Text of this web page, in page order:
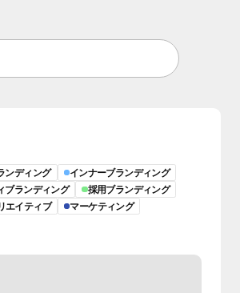
ンディング
インナーブランディング
ブランディング
採用ブランディング
エイティブ
マーケティング